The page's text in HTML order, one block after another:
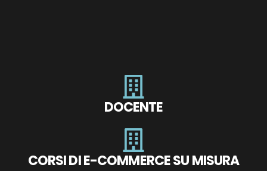
DOCENTE
CORSI DI E-COMMERCE SU MISURA